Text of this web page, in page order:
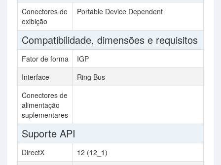
Conectores de
exibição
Portable Device Dependent
Compatibilidade, dimensões e requisitos
Fator de forma
IGP
Interface
Ring Bus
Conectores de
alimentação
suplementares
Suporte API
DirectX 12 (12_1)